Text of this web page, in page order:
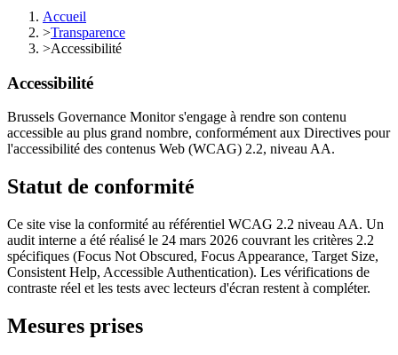
Accueil
>Transparence
>Accessibilité
Accessibilité
Brussels Governance Monitor s'engage à rendre son contenu
accessible au plus grand nombre, conformément aux Directives pour
l'accessibilité des contenus Web (WCAG) 2.2, niveau AA.
Statut de conformité
Ce site vise la conformité au référentiel WCAG 2.2 niveau AA. Un
audit interne a été réalisé le 24 mars 2026 couvrant les critères 2.2
spécifiques (Focus Not Obscured, Focus Appearance, Target Size,
Consistent Help, Accessible Authentication). Les vérifications de
contraste réel et les tests avec lecteurs d'écran restent à compléter.
Mesures prises